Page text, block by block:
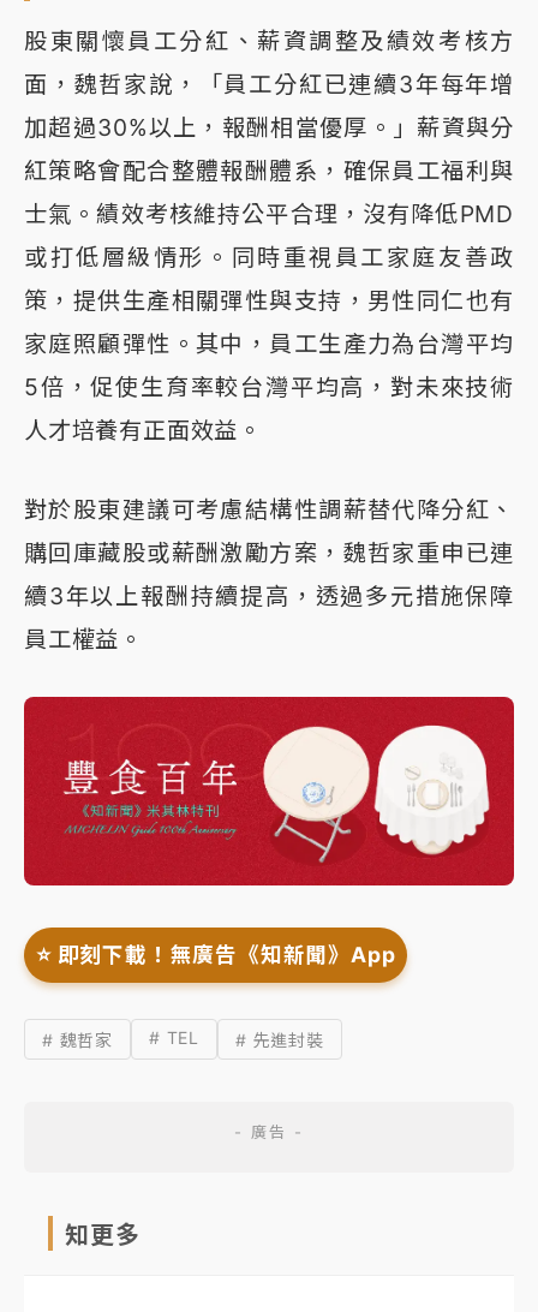
股東關懷員工分紅、薪資調整及績效考核方
面，魏哲家說，「員工分紅已連續3年每年增
加超過30%以上，報酬相當優厚。」薪資與分
紅策略會配合整體報酬體系，確保員工福利與
士氣。績效考核維持公平合理，沒有降低PMD
或打低層級情形。同時重視員工家庭友善政
策，提供生產相關彈性與支持，男性同仁也有
家庭照顧彈性。其中，員工生產力為台灣平均
5倍，促使生育率較台灣平均高，對未來技術
人才培養有正面效益。
對於股東建議可考慮結構性調薪替代降分紅、
購回庫藏股或薪酬激勵方案，魏哲家重申已連
續3年以上報酬持續提高，透過多元措施保障
員工權益。
⭐️ 即刻下載！無廣告《知新聞》App
# 魏哲家 # TEL # 先進封裝
知更多